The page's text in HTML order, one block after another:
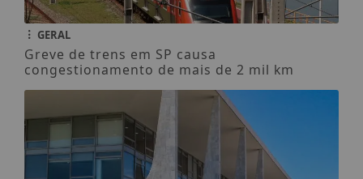
GERAL
Greve de trens em SP causa
congestionamento de mais de 2 mil km